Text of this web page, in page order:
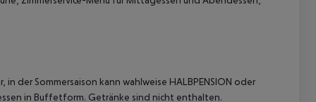
in der Sommersaison kann wahlweise HALBPENSION oder
in Buffetform. Getränke sind nicht enthalten.